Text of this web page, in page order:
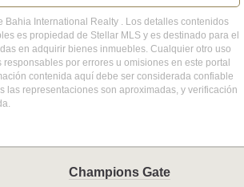
Bahia International Realty . Los detalles contenidos
es propiedad de Stellar MLS y es destinado para el
en adquirir bienes inmuebles. Cualquier otro uso
por errores u omisiones en este portal
contenida aquí debe ser considerada confiable
las representaciones son aproximadas, y verificación
Champions Gate